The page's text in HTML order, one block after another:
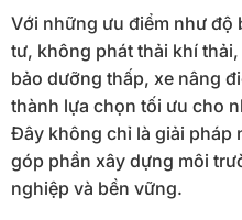
Với những ưu điểm như độ
tư, không phát thải khí
bảo dưỡng thấp, xe nâng
thành lựa chọn tối ưu cho
Đây không chỉ là giải pháp
góp phần xây dựng môi
nghiệp và bền vững.